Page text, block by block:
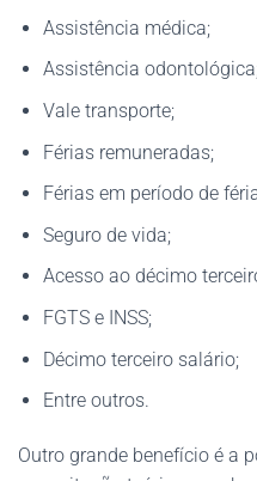
Assistência médica;
Assistência
Vale transporte;
Férias remuneradas;
Férias em período de
Seguro de vida;
Acesso ao décimo
FGTS e INSS;
Décimo terceiro salário;
Entre outros.
Outro grande benefício é a